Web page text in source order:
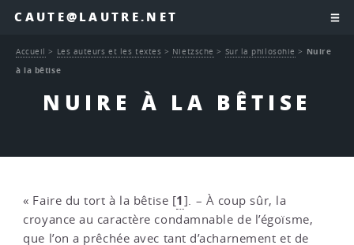
CAUTE@LAUTRE.NET
NUIRE À LA BÊTISE
Accueil > Les auteurs et les textes > Nietzsche > Sur la philosohie > Nuire
à la bêtise
« Faire du tort à la bêtise [1]. – À coup sûr, la
croyance au caractère condamnable de l’égoïsme,
que l’on a prêchée avec tant d’acharnement et de